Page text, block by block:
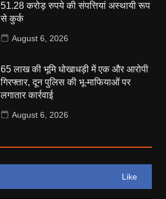
51.28 करोड़ रुपये की संपत्तियां अस्थायी रूप
से कुर्क
August 6, 2026
65 लाख की भूमि धोखाधड़ी में एक और आरोपी
गिरफ्तार, दून पुलिस की भू-माफियाओं पर
लगातार कार्रवाई
August 6, 2026
Like